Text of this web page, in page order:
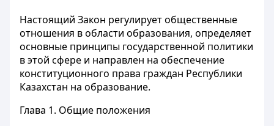
Настоящий Закон регулирует общественные
отношения в области образования, определяет
основные принципы государственной политики
в этой сфере и направлен на обеспечение
конституционного права граждан Республики
Казахстан на образование.
Глава 1. Общие положения